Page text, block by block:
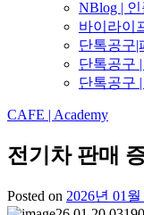
NBlog |
바이라이
단톡공구|
단톡공구
단톡공구
CAFE | Academy
전기차 판매
Posted on 2026년 01월